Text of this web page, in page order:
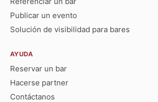
Publicar un evento
Solución de visibilidad para bares
AYUDA
Reservar un bar
Hacerse partner
Contáctanos